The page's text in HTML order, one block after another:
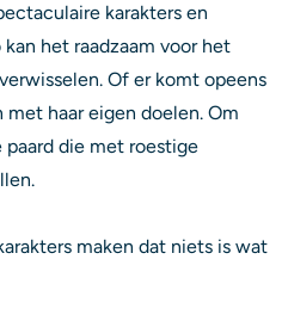
karakters en
het raadzaam voor het
Of er komt opeens
haar eigen doelen. Om
die met roestige
maken dat niets is wat